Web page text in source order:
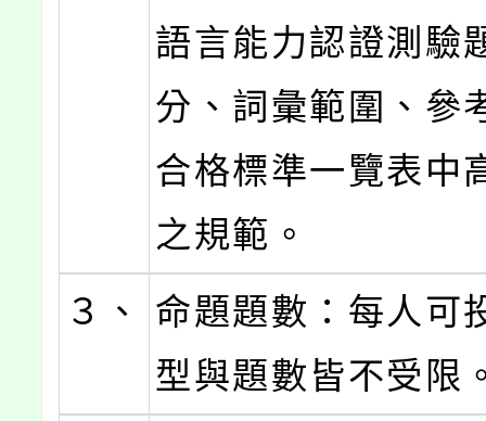
語言能力認證測驗
分、詞彙範圍、參
合格標準一覽表中
之規範。
３、
命題題數：每人可
型與題數皆不受限